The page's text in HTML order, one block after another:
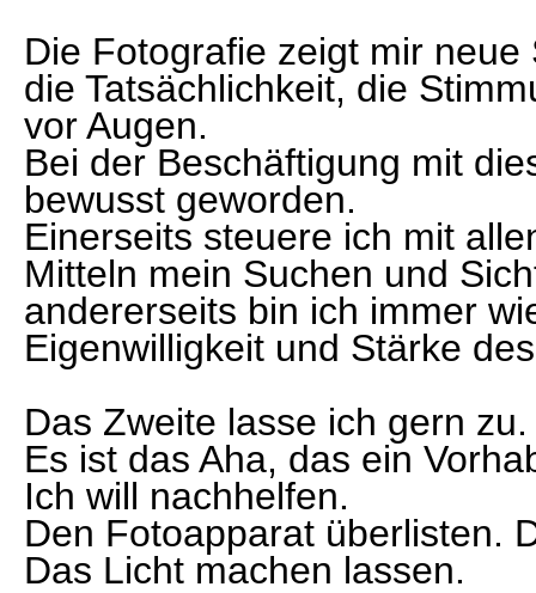
Die Fotografie zeigt mir neue
die Tatsächlichkeit, die
vor Augen.
Bei der Beschäftigung mit
bewusst geworden.
Einerseits steuere ich mit
Mitteln mein Suchen und
andererseits bin ich immer
Eigenwilligkeit und Stärke
Das Zweite lasse ich gern zu.
Es ist das Aha, das ein
Ich will nachhelfen.
Den Fotoapparat überlisten.
Das Licht machen lassen.